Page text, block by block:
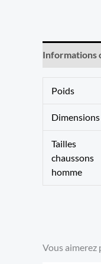
Informations
Poids
Dimensions
Tailles
chaussons
homme
Vous